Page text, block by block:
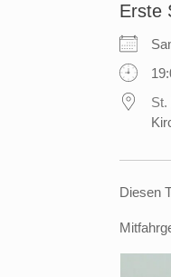
Erste
St.
Diesen